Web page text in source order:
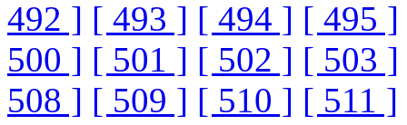
492 ] [ 493 ] [ 494 ] [ 495 ]
500 ] [ 501 ] [ 502 ] [ 503 ]
508 ] [ 509 ] [ 510 ] [ 511 ]